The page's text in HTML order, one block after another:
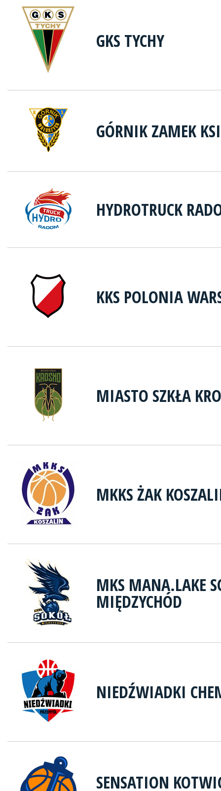
GKS TYCHY
GÓRNIK ZAMEK
HYDROTRUCK
KKS POLONIA
MIASTO SZKŁA
MKKS ŻAK
MKS MANA.LAKE
MIĘDZYCHÓD
NIEDŹWIADKI
SENSATION